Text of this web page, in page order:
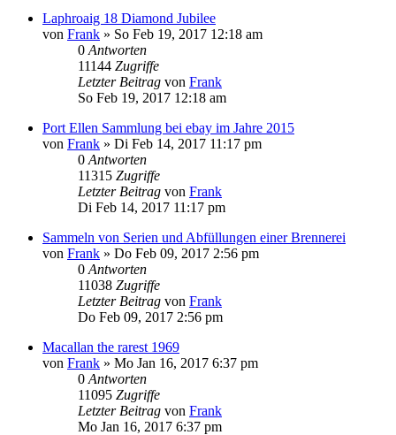
Laphroaig 18 Diamond Jubilee
von Frank » So Feb 19, 2017 12:18 am
0 Antworten
11144 Zugriffe
Letzter Beitrag von Frank
So Feb 19, 2017 12:18 am
Port Ellen Sammlung bei ebay im Jahre 2015
von Frank » Di Feb 14, 2017 11:17 pm
0 Antworten
11315 Zugriffe
Letzter Beitrag von Frank
Di Feb 14, 2017 11:17 pm
Sammeln von Serien und Abfüllungen einer Brennerei
von Frank » Do Feb 09, 2017 2:56 pm
0 Antworten
11038 Zugriffe
Letzter Beitrag von Frank
Do Feb 09, 2017 2:56 pm
Macallan the rarest 1969
von Frank » Mo Jan 16, 2017 6:37 pm
0 Antworten
11095 Zugriffe
Letzter Beitrag von Frank
Mo Jan 16, 2017 6:37 pm